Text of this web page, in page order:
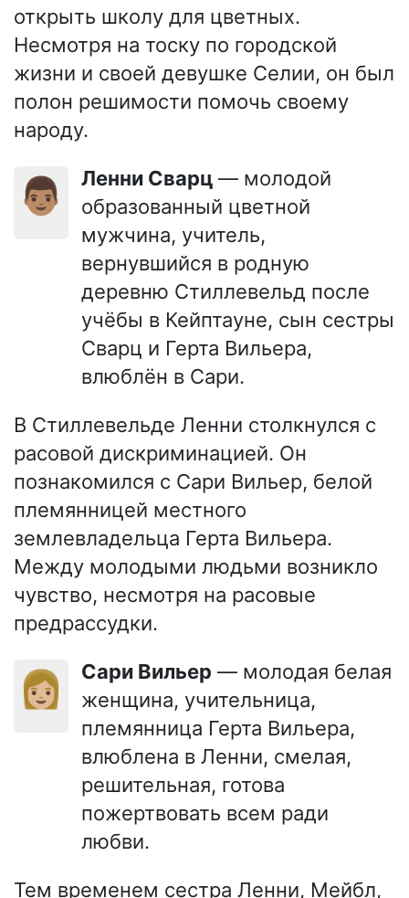
открыть школу для цветных.
Несмотря на тоску по городской
жизни и своей девушке Селии, он был
полон решимости помочь своему
народу.
👨🏽 Ленни Сварц — молодой
образованный цветной
мужчина, учитель,
вернувшийся в родную
деревню Стиллевельд после
учёбы в Кейптауне, сын сестры
Сварц и Герта Вильера,
влюблён в Сари.
В Стиллевельде Ленни столкнулся с
расовой дискриминацией. Он
познакомился с Сари Вильер, белой
племянницей местного
землевладельца Герта Вильера.
Между молодыми людьми возникло
чувство, несмотря на расовые
предрассудки.
👩🏼 Сари Вильер — молодая белая
женщина, учительница,
племянница Герта Вильера,
влюблена в Ленни, смелая,
решительная, готова
пожертвовать всем ради
любви.
Тем временем сестра Ленни, Мейбл,